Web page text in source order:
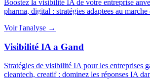
Boostez la visibilité IA de votre entreprise
pharma, digital : stratégies adaptees au
Voir l'analyse →
Visibilité IA a Gand
Stratégies de visibilité IA pour les entreprises
cleantech, creatif : dominez les réponses IA